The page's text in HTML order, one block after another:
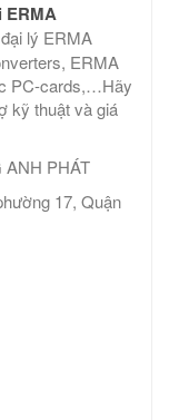
ERMA
lý ERMA
ERMA
PC-cards,…Hãy
kỹ thuật và giá
ANH PHÁT
17, Quận